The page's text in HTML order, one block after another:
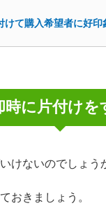
て購入希望者に好印
時に片付けを
けないのでしょう
おきましょう。